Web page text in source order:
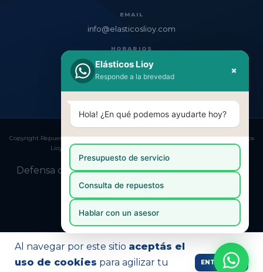
Al navegar por este sitio aceptás el
uso de cookies para agilizar tu ENTENDIDO
EMAIL
info@elasticoslioy.com
HORARIOS
Lun–Vie: 8:30–17:00
Sáb: 8:30–12:30
Elásticos Lioy
Responde a la brevedad ×
Hola! ¿En qué podemos ayudarte hoy?
Presupuesto de servicio
Consulta de repuestos
Hablar con un asesor
Copyright Repuestos para Camiones | Venta Online y Envío a todo el País | Elasticos
Lioy - 20141222482 - 2026. Todos los derechos reservados.
Defensa de las y los consumidores. Para reclamos
ingresá acá.
Botón de arrepentimiento